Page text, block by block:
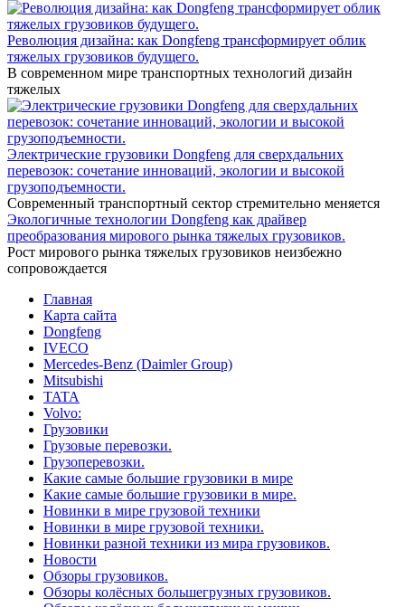
Революция дизайна: как Dongfeng трансформирует облик
тяжелых грузовиков будущего.
В современном мире транспортных технологий дизайн
тяжелых
Электрические грузовики Dongfeng для сверхдальних
перевозок: сочетание инноваций, экологии и высокой
грузоподъемности.
Современный транспортный сектор стремительно меняется
Экологичные технологии Dongfeng как драйвер
преобразования мирового рынка тяжелых грузовиков.
Рост мирового рынка тяжелых грузовиков неизбежно
сопровождается
Главная
Карта сайта
Dongfeng
IVECO
Mercedes-Benz (Daimler Group)
Mitsubishi
TATA
Volvo:
Грузовики
Грузовые перевозки.
Грузоперевозки.
Какие самые большие грузовики в мире
Какие самые большие грузовики в мире.
Новинки в мире грузовой техники
Новинки в мире грузовой техники.
Новинки разной техники из мира грузовиков.
Новости
Обзоры грузовиков.
Обзоры колёсных большегрузных грузовиков.